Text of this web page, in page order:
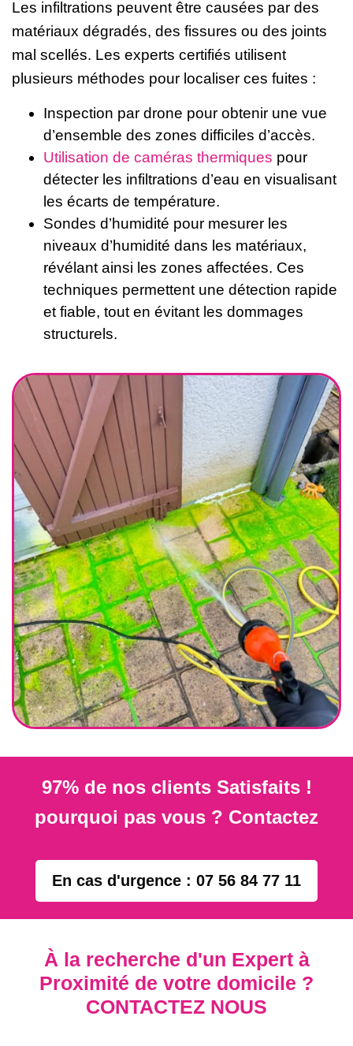
Les infiltrations peuvent être causées par des
matériaux dégradés, des fissures ou des joints
mal scellés. Les experts certifiés utilisent
plusieurs méthodes pour localiser ces fuites :
Inspection par drone pour obtenir une vue
d’ensemble des zones difficiles d’accès.
Utilisation de caméras thermiques pour
détecter les infiltrations d’eau en visualisant
les écarts de température.
Sondes d’humidité pour mesurer les
niveaux d’humidité dans les matériaux,
révélant ainsi les zones affectées. Ces
techniques permettent une détection rapide
et fiable, tout en évitant les dommages
structurels.
97% de nos clients Satisfaits !
pourquoi pas vous ? Contactez
En cas d'urgence : 07 56 84 77 11
À la recherche d'un Expert à
Proximité de votre domicile ?
CONTACTEZ NOUS